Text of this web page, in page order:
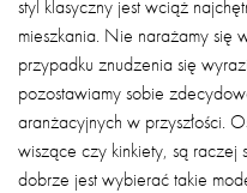
styl klasyczny jest wciąż
mieszkania. Nie narażamy się
przypadku znudzenia się
pozostawiamy sobie
aranżacyjnych w przyszłości.
wiszące czy kinkiety, są raczej
dobrze jest wybierać takie